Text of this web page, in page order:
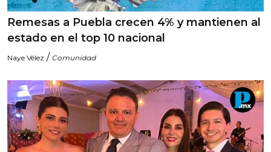
Remesas a Puebla crecen 4% y mantienen al
estado en el top 10 nacional
Naye Vélez / Comunidad